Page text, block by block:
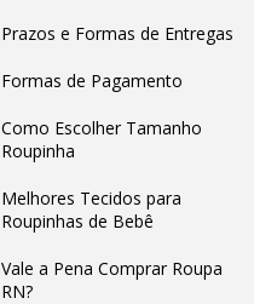
Prazos e Formas de Entregas
Formas de Pagamento
Como Escolher Tamanho
Roupinha
Melhores Tecidos para
Roupinhas de Bebê
Vale a Pena Comprar Roupa
RN?